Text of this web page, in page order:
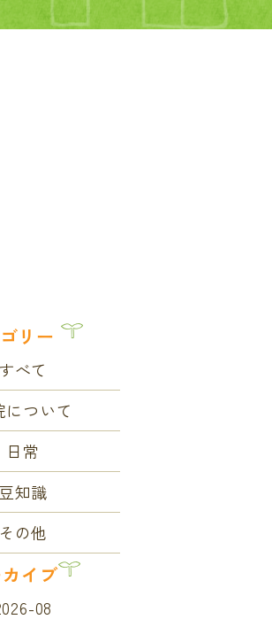
リー
すべて
について
日常
豆知識
その他
イブ
08